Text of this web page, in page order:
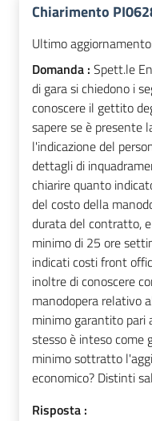
Chiarimento
Ultimo
Domanda : Spett.le
di gara si chiedono i
conoscere il gettito
sapere se è presente
l'indicazione del
dettagli di
chiarire quanto
del costo della
durata del contratto,
minimo di 25 ore
indicati costi front
inoltre di conoscere
manodopera relativo
minimo garantito pari
stesso è inteso
minimo sottratto
economico? Distinti
Risposta :